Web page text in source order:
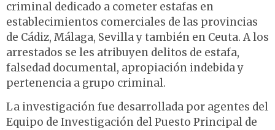
criminal dedicado a cometer estafas en
establecimientos comerciales de las provincias
de Cádiz, Málaga, Sevilla y también en Ceuta. A los
arrestados se les atribuyen delitos de estafa,
falsedad documental, apropiación indebida y
pertenencia a grupo criminal.
La investigación fue desarrollada por agentes del
Equipo de Investigación del Puesto Principal de